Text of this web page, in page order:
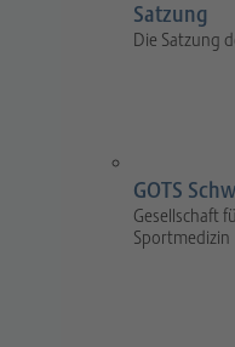
Satzung
Die Satzung
GOTS
Gesellschaft
Sportmedizin